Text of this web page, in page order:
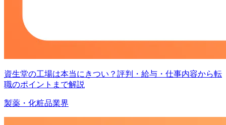
資生堂の工場は本当にきつい？評判・給与・仕事内容から転
職のポイントまで解説
製薬・化粧品業界